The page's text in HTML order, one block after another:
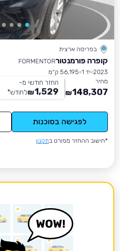
בפריסה ארצית
קופרה פורמנטורFORMENTOR
2023 יד 1
56,195 ק״מ
מחיר
148,307
₪
החזר חודשי מ-
1,529
₪לחודש*
לפגישה בסוכנות
*חישוב ההחזר מפורט בתקנון